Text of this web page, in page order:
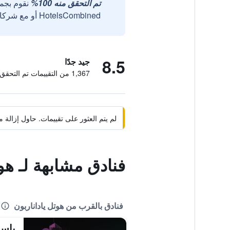
تم التحقق منه 100%
نقوم
HotelsCombined أو مع شركائنا الخارجيين الموثوقين.
8.5 جيد جدًا
1,367 من التقييمات تم التحقق منها
لم يتم العثور على تقييمات. حاول
فنادق مشابهة لـ
فنادق بالقرب من هوتل ياداناربون